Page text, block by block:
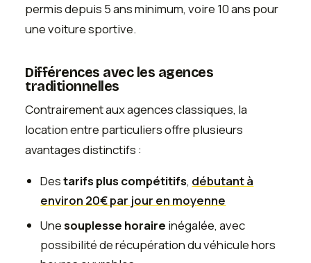
permis depuis 5 ans minimum, voire 10 ans pour
une voiture sportive.
Différences avec les agences
traditionnelles
Contrairement aux agences classiques, la
location entre particuliers offre plusieurs
avantages distinctifs :
Destarifs plus compétitifs, débutant à
environ 20€ par jour en moyenne
Unesouplesse horaire inégalée, avec
possibilité de récupération du véhicule hors